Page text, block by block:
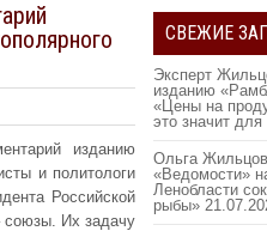
изданию
и политологи
Российской
союзы. Их задачу
СВЕЖИЕ
Эксперт
изданию
«Цены на
это значит
Ольга
«Ведомости»
Ленобласти
рыбы»